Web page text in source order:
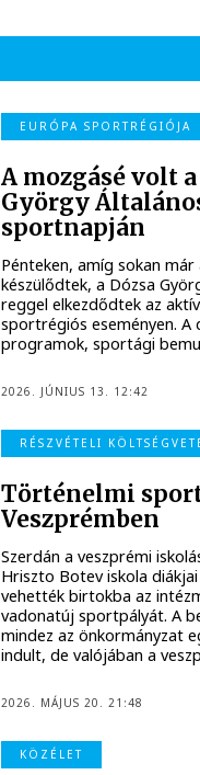
EURÓPA SPORTRÉGIÓJA
A mozgásé volt
György
sportnapján
Pénteken, amíg sokan
készülődtek, a Dózsa
reggel elkezdődtek az
sportrégiós eseményen. A
programok, sportági
2026. JÚNIUS 13. 12:42
RÉSZVÉTELI
Történelmi
Veszprémben
Szerdán a veszprémi
Hriszto Botev iskola
vehették birtokba az
vadonatúj sportpályát. A
mindez az önkormányzat
indult, de valójában a
2026. MÁJUS 20. 21:48
KÖZÉLET